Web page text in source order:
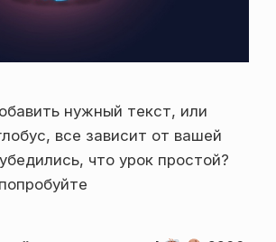
нужный текст, или
все зависит от вашей
что урок простой?